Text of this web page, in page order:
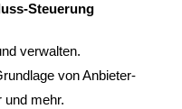
Steuerung
verwalten.
von Anbieter-
und mehr.